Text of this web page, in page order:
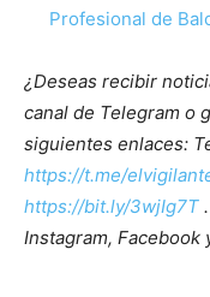
Profesional de
¿Deseas recibir
canal de Telegram o
siguientes enlaces:
https://t.me/
https://bit.ly/3wjIg7T
Instagram,